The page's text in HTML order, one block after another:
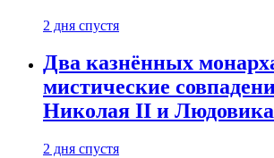
2 дня спустя
Два казнённых
мистические
Николая II и
2 дня спустя